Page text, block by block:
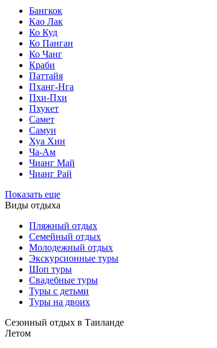
Бангкок
Као Лак
Ко Куд
Ко Панган
Ко Чанг
Краби
Паттайя
Пханг-Нга
Пхи-Пхи
Пхукет
Самет
Самуи
Хуа Хин
Ча-Ам
Чианг Май
Чианг Рай
Показать еще
Виды отдыха
Пляжный отдых
Семейный отдых
Молодежный отдых
Экскурсионные туры
Шоп туры
Свадебные туры
Туры с детьми
Туры на двоих
Сезонный отдых в Таиланде
Летом